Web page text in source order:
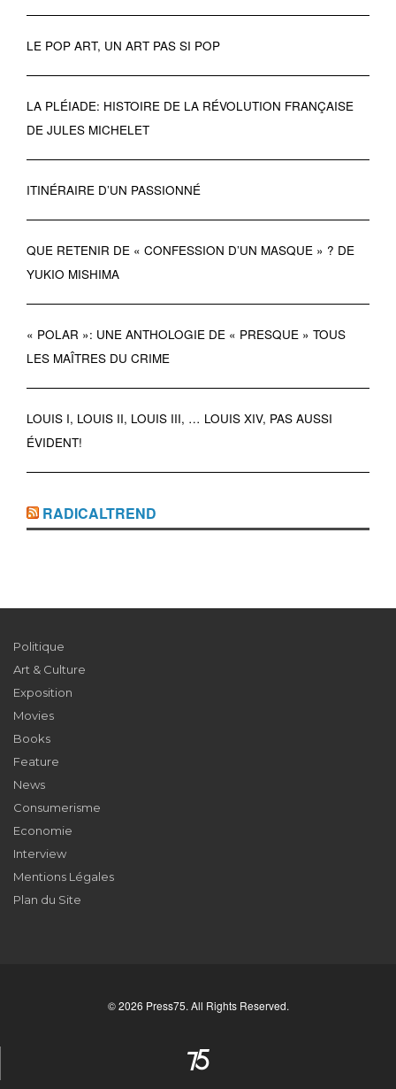
LE POP ART, UN ART PAS SI POP
LA PLÉIADE: HISTOIRE DE LA RÉVOLUTION FRANÇAISE
DE JULES MICHELET
ITINÉRAIRE D’UN PASSIONNÉ
QUE RETENIR DE « CONFESSION D’UN MASQUE » ? DE
YUKIO MISHIMA
« POLAR »: UNE ANTHOLOGIE DE « PRESQUE » TOUS
LES MAÎTRES DU CRIME
LOUIS I, LOUIS II, LOUIS III, … LOUIS XIV, PAS AUSSI
ÉVIDENT!
RADICALTREND
Politique
Art & Culture
Exposition
Movies
Books
Feature
News
Consumerisme
Economie
Interview
Mentions Légales
Plan du Site
© 2026 Press75. All Rights Reserved.